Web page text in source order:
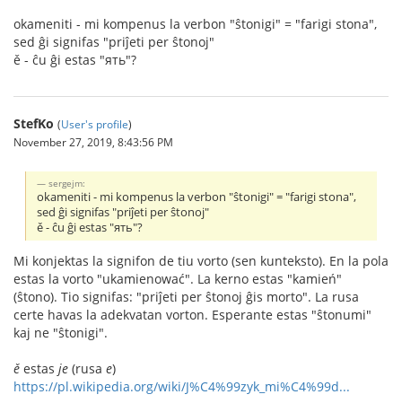
okameniti - mi kompenus la verbon "ŝtonigi" = "farigi stona",
sed ĝi signifas "priĵeti per ŝtonoj"
ě - ĉu ĝi estas "ять"?
StefKo (User's profile)
November 27, 2019, 8:43:56 PM
sergejm:
okameniti - mi kompenus la verbon "ŝtonigi" = "farigi stona",
sed ĝi signifas "priĵeti per ŝtonoj"
ě - ĉu ĝi estas "ять"?
Mi konjektas la signifon de tiu vorto (sen kunteksto). En la pola
estas la vorto "ukamienować". La kerno estas "kamień"
(ŝtono). Tio signifas: "priĵeti per ŝtonoj ĝis morto". La rusa
certe havas la adekvatan vorton. Esperante estas "ŝtonumi"
kaj ne "ŝtonigi".
ě estas je (rusa e)
https://pl.wikipedia.org/wiki/J%C4%99zyk_mi%C4%99d...